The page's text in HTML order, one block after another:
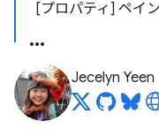
[プロパティ] ペイ
Jecelyn Yeen